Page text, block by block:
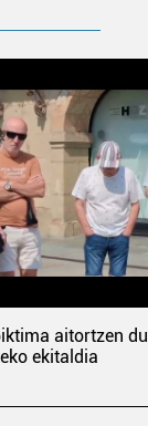
aitortzen
ekitaldia